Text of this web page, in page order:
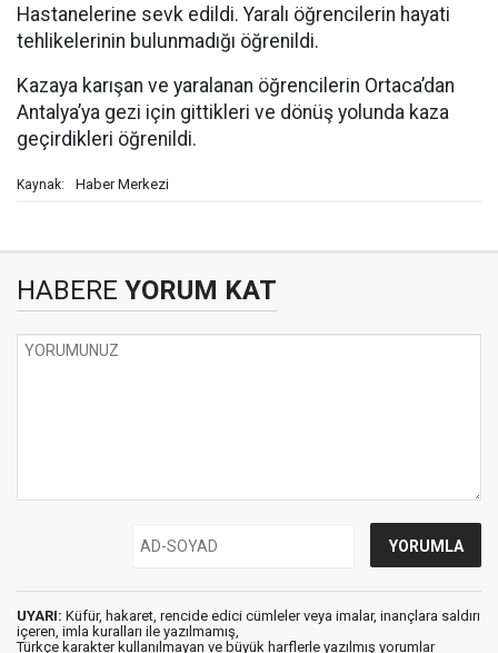
Hastanelerine sevk edildi. Yaralı öğrencilerin hayati
tehlikelerinin bulunmadığı öğrenildi.
Kazaya karışan ve yaralanan öğrencilerin Ortaca’dan
Antalya’ya gezi için gittikleri ve dönüş yolunda kaza
geçirdikleri öğrenildi.
Kaynak: Haber Merkezi
HABERE YORUM KAT
UYARI: Küfür, hakaret, rencide edici cümleler veya imalar, inançlara saldırı
içeren, imla kuralları ile yazılmamış,
Türkçe karakter kullanılmayan ve büyük harflerle yazılmış yorumlar